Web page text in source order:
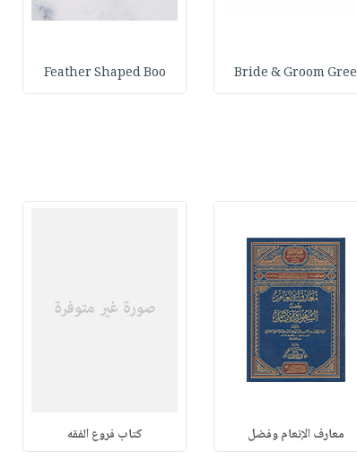
Bride & Groom Gree
Feather Shaped Boo
معارف الإنعام وفضل كتاب فروع الفقه